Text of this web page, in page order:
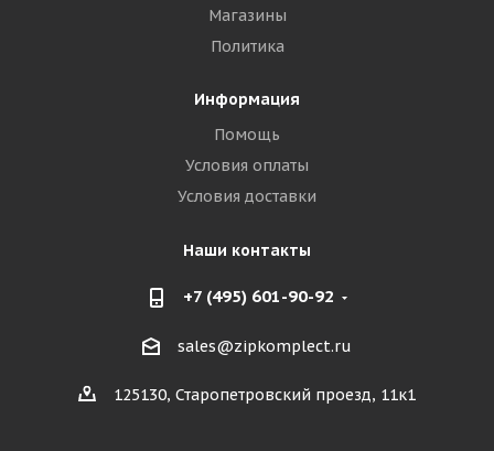
Магазины
Политика
Информация
Помощь
Условия оплаты
Условия доставки
Наши контакты
+7 (495) 601-90-92
sales@zipkomplect.ru
125130, Старопетровский проезд, 11к1